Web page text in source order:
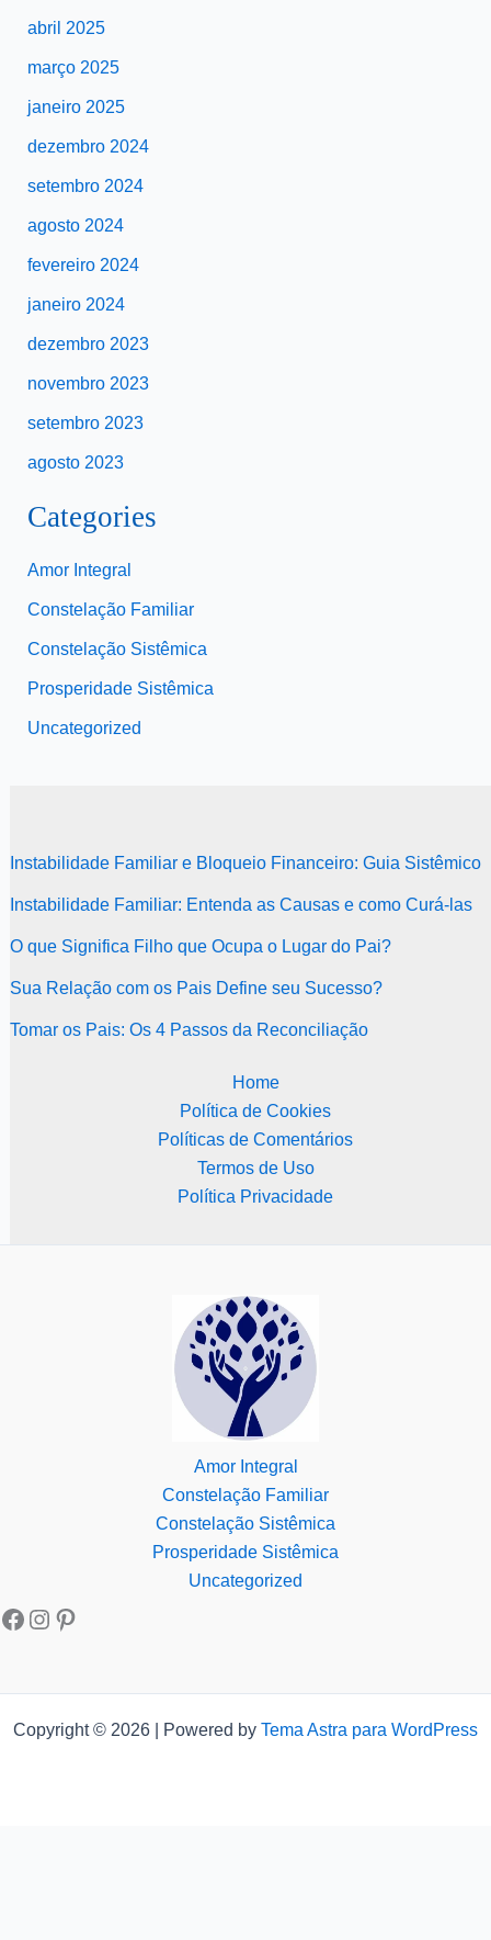
abril 2025
março 2025
janeiro 2025
dezembro 2024
setembro 2024
agosto 2024
fevereiro 2024
janeiro 2024
dezembro 2023
novembro 2023
setembro 2023
agosto 2023
Categories
Amor Integral
Constelação Familiar
Constelação Sistêmica
Prosperidade Sistêmica
Uncategorized
Instabilidade Familiar e Bloqueio Financeiro: Guia Sistêmico
Instabilidade Familiar: Entenda as Causas e como Curá-las
O que Significa Filho que Ocupa o Lugar do Pai?
Sua Relação com os Pais Define seu Sucesso?
Tomar os Pais: Os 4 Passos da Reconciliação
Home
Política de Cookies
Políticas de Comentários
Termos de Uso
Política Privacidade
Amor Integral
Constelação Familiar
Constelação Sistêmica
Prosperidade Sistêmica
Uncategorized
Copyright © 2026 | Powered by Tema Astra para WordPress